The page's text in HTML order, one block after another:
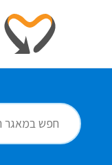
בית
ידיעות